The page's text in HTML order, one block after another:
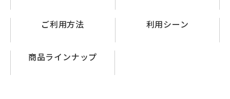
ご利用方法 利用シーン
商品ラインナップ